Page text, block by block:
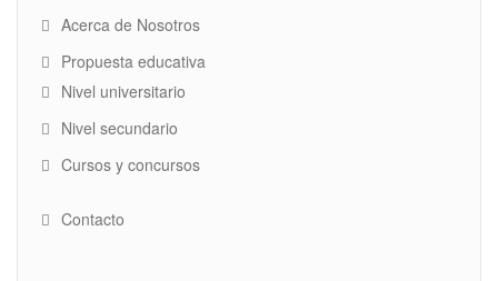
Acerca de Nosotros
Propuesta educativa
Nivel universitario
Nivel secundario
Cursos y concursos
Contacto